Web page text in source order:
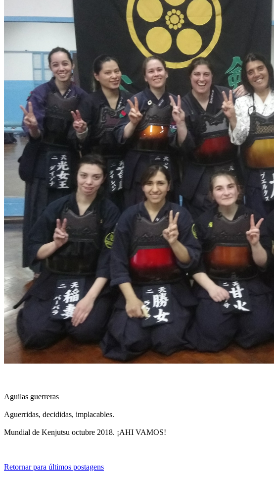
Aguilas guerreras
Aguerridas, decididas, implacables.
Mundial de Kenjutsu octubre 2018. ¡AHI VAMOS!
Retornar para últimos postagens